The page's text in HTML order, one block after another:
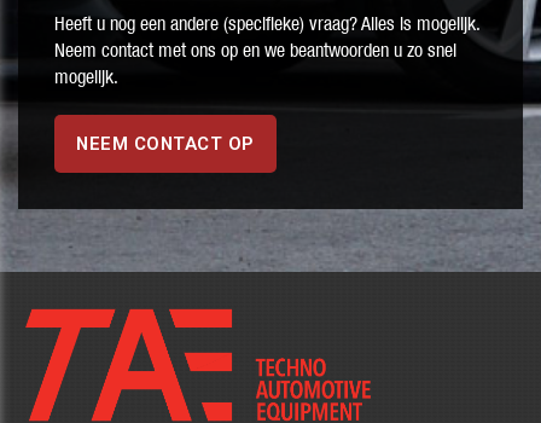
Heeft u nog een andere (specifieke) vraag? Alles is mogelijk.
Neem contact met ons op en we beantwoorden u zo snel
mogelijk.
NEEM CONTACT OP